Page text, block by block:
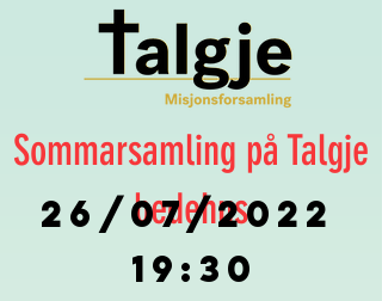
Sommarsamling på Talgje
bedehus
19:30